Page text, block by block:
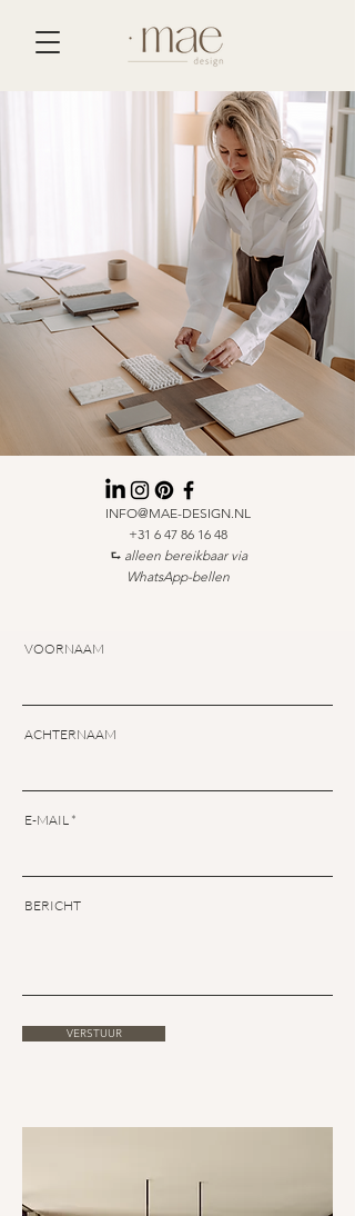
INFO@MAE-DESIGN.NL
+31 6 47 86 16 48
⮑ alleen bereikbaar via
WhatsApp-bellen
VOORNAAM
ACHTERNAAM
E-MAIL
BERICHT
VERSTUUR